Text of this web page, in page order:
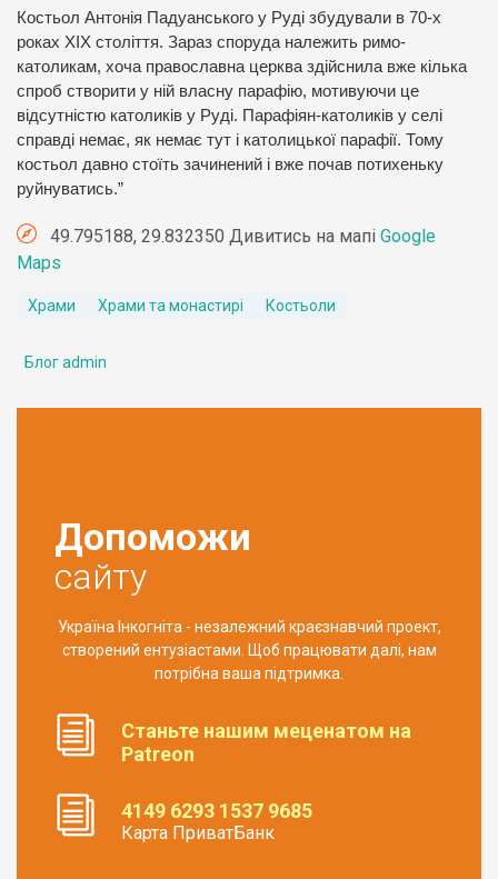
Костьол Антонія Падуанського у Руді збудували в 70-х
роках ХІХ століття. Зараз споруда належить римо-
католикам, хоча православна церква здійснила вже кілька
спроб створити у ній власну парафію, мотивуючи це
відсутністю католиків у Руді. Парафіян-католиків у селі
справді немає, як немає тут і католицької парафії. Тому
костьол давно стоїть зачинений і вже почав потихеньку
руйнуватись.”
49.795188, 29.832350 Дивитись на мапі Google
Maps
Храми Храми та монастирі Костьоли
Блог admin
Допоможи
сайту
Україна Інкогніта - незалежний краєзнавчий проект,
створений ентузіастами. Щоб працювати далі, нам
потрібна ваша підтримка.
Станьте нашим меценатом на
Patreon
4149 6293 1537 9685
Карта ПриватБанк